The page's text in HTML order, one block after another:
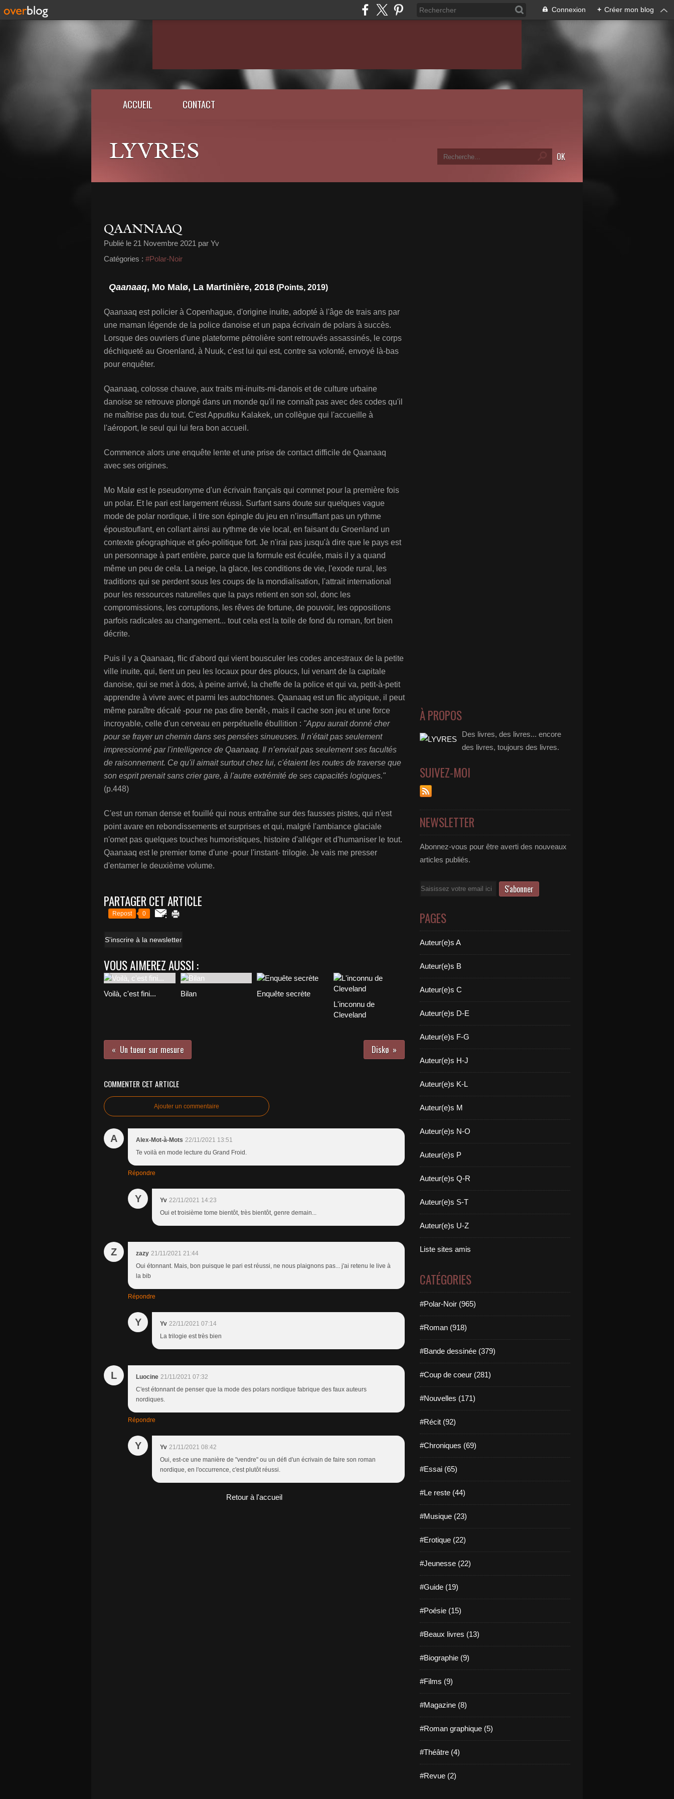
Connexion + Créer mon blog
ACCUEIL CONTACT
LYVRES
QAANNAAQ
Publié le 21 Novembre 2021 par Yv
Catégories : #Polar-Noir
Qaanaaq, Mo Malø, La Martinière, 2018 (Points, 2019)
Qaanaaq est policier à Copenhague, d'origine inuite, adopté à l'âge de trais ans par
une maman légende de la police danoise et un papa écrivain de polars à succès.
Lorsque des ouvriers d'une plateforme pétrolière sont retrouvés assassinés, le corps
déchiqueté au Groenland, à Nuuk, c'est lui qui est, contre sa volonté, envoyé là-bas
pour enquêter.
Qaanaaq, colosse chauve, aux traits mi-inuits-mi-danois et de culture urbaine
danoise se retrouve plongé dans un monde qu'il ne connaît pas avec des codes qu'il
ne maîtrise pas du tout. C'est Apputiku Kalakek, un collègue qui l'accueille à
l'aéroport, le seul qui lui fera bon accueil.
Commence alors une enquête lente et une prise de contact difficile de Qaanaaq
avec ses origines.
Mo Malø est le pseudonyme d'un écrivain français qui commet pour la première fois
un polar. Et le pari est largement réussi. Surfant sans doute sur quelques vague
mode de polar nordique, il tire son épingle du jeu en n’insufflant pas un rythme
époustouflant, en collant ainsi au rythme de vie local, en faisant du Groenland un
contexte géographique et géo-politique fort. Je n'irai pas jusqu'à dire que le pays est
un personnage à part entière, parce que la formule est éculée, mais il y a quand
même un peu de cela. La neige, la glace, les conditions de vie, l'exode rural, les
traditions qui se perdent sous les coups de la mondialisation, l'attrait international
pour les ressources naturelles que la pays retient en son sol, donc les
compromissions, les corruptions, les rêves de fortune, de pouvoir, les oppositions
parfois radicales au changement... tout cela est la toile de fond du roman, fort bien
décrite.
Puis il y a Qaanaaq, flic d'abord qui vient bousculer les codes ancestraux de la petite
ville inuite, qui, tient un peu les locaux pour des ploucs, lui venant de la capitale
danoise, qui se met à dos, à peine arrivé, la cheffe de la police et qui va, petit-à-petit
apprendre à vivre avec et parmi les autochtones. Qaanaaq est un flic atypique, il peut
même paraître décalé -pour ne pas dire benêt-, mais il cache son jeu et une force
incroyable, celle d'un cerveau en perpétuelle ébullition : "Appu aurait donné cher
pour se frayer un chemin dans ses pensées sinueuses. Il n'était pas seulement
impressionné par l'intelligence de Qaanaaq. Il n’enviait pas seulement ses facultés
de raisonnement. Ce qu'il aimait surtout chez lui, c'étaient les routes de traverse que
son esprit prenait sans crier gare, à l'autre extrémité de ses capacités logiques."
(p.448)
C'est un roman dense et fouillé qui nous entraîne sur des fausses pistes, qui n'est
point avare en rebondissements et surprises et qui, malgré l'ambiance glaciale
n'omet pas quelques touches humoristiques, histoire d'alléger et d'humaniser le tout.
Qaanaaq est le premier tome d'une -pour l'instant- trilogie. Je vais me presser
d'entamer le deuxième volume.
PARTAGER CET ARTICLE
Repost 0
S'inscrire à la newsletter
VOUS AIMEREZ AUSSI :
Voilà, c'est fini... Bilan
Enquête secrète
L'inconnu de
Cleveland
Un tueur sur mesure Diskø
COMMENTER CET ARTICLE
Ajouter un commentaire
A Alex-Mot-à-Mots 22/11/2021 13:51
Te voilà en mode lecture du Grand Froid.
Répondre
Y Yv 22/11/2021 14:23
Oui et troisième tome bientôt, très bientôt, genre demain...
Z zazy 21/11/2021 21:44
Oui étonnant. Mais, bon puisque le pari est réussi, ne nous plaignons pas... j'ai retenu le live à
la bib
Répondre
Y Yv 22/11/2021 07:14
La trilogie est très bien
L Luocine 21/11/2021 07:32
C'est étonnant de penser que la mode des polars nordique fabrique des faux auteurs
nordiques.
Répondre
Y Yv 21/11/2021 08:42
Oui, est-ce une manière de "vendre" ou un défi d'un écrivain de faire son roman
nordique, en l'occurrence, c'est plutôt réussi.
Retour à l'accueil
À PROPOS
Des livres, des livres... encore
des livres, toujours des livres.
SUIVEZ-MOI
NEWSLETTER
Abonnez-vous pour être averti des nouveaux
articles publiés.
Email
PAGES
Auteur(e)s A
Auteur(e)s B
Auteur(e)s C
Auteur(e)s D-E
Auteur(e)s F-G
Auteur(e)s H-J
Auteur(e)s K-L
Auteur(e)s M
Auteur(e)s N-O
Auteur(e)s P
Auteur(e)s Q-R
Auteur(e)s S-T
Auteur(e)s U-Z
Liste sites amis
CATÉGORIES
#Polar-Noir (965)
#Roman (918)
#Bande dessinée (379)
#Coup de coeur (281)
#Nouvelles (171)
#Récit (92)
#Chroniques (69)
#Essai (65)
#Le reste (44)
#Musique (23)
#Erotique (22)
#Jeunesse (22)
#Guide (19)
#Poésie (15)
#Beaux livres (13)
#Biographie (9)
#Films (9)
#Magazine (8)
#Roman graphique (5)
#Théâtre (4)
#Revue (2)